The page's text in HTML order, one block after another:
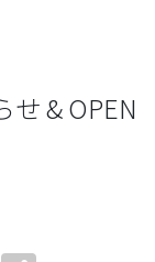
せ & OPEN